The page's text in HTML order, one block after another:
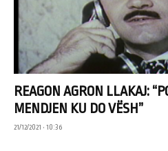
REAGON AGRON LLAKAJ:
MENDJEN KU DO VËSH”
21/12/2021 • 10:36